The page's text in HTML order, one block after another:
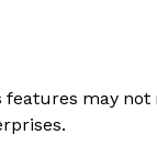
features may not